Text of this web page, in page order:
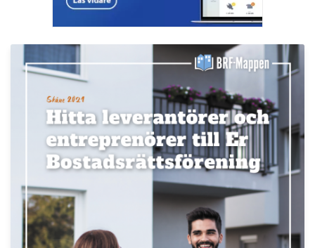
LÄS BRF-MAPPEN >>
Nyhetsbrev
Håll dig uppdaterad med de senasteBRF-nyheterna
PRENUMERERA